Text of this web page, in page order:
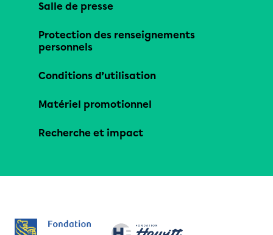
Salle de presse
Protection des renseignements
personnels
Conditions d’utilisation
Matériel promotionnel
Recherche et impact